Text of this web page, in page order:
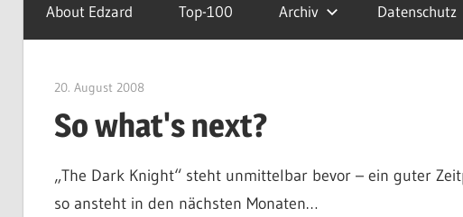
About Edzard Top-100 Archiv Datenschutz
20. August 2008edzehard
So what's next?
„The Dark Knight“ steht unmittelbar bevor – ein guter
so ansteht in den nächsten Monaten…